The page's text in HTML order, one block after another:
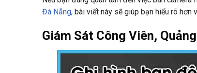
Đà Nẵng, bài viết này sẽ giúp bạn hiểu rõ hơn
Giám Sát Công Viên,